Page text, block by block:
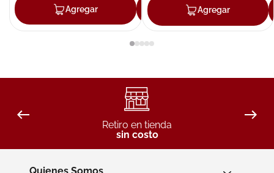
Agregar Agregar
Agregar
Retiro en tienda
sin costo